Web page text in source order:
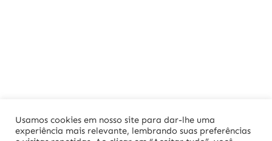
Usamos cookies em nosso site para dar-lhe uma
experiência mais relevante, lembrando suas preferências